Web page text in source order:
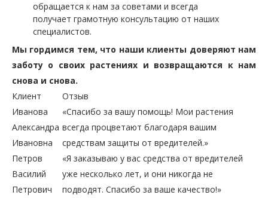
обращается к нам за советами и всегда
получает грамотную консультацию от наших
специалистов.
Мы гордимся тем, что наши клиенты доверяют нам
заботу о своих растениях и возвращаются к нам
снова и снова.
Клиент
Отзыв
Иванова
Александра
Ивановна
«Спасибо за вашу помощь! Мои растения
всегда процветают благодаря вашим
средствам защиты от вредителей.»
Петров
Василий
Петрович
«Я заказываю у вас средства от вредителей
уже несколько лет, и они никогда не
подводят. Спасибо за ваше качество!»